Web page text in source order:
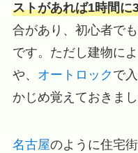
ストがあれば1時間に
合があり、初心者で
です。ただし建物に
や、 オートロック で
かじめ覚えておきまし
名古屋のように住宅